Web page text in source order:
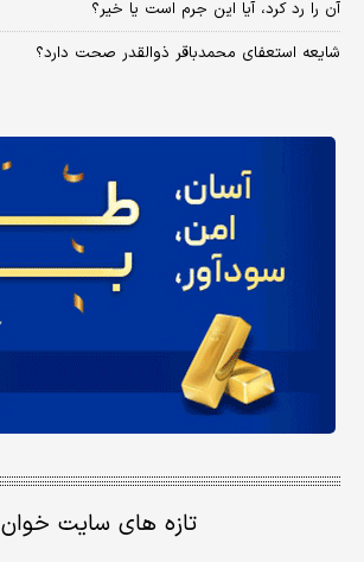
آن را رد کرد، آیا این جرم است یا خیر؟
شایعه استعفای محمدباقر ذوالقدر صحت دارد؟
تازه های سایت خوان